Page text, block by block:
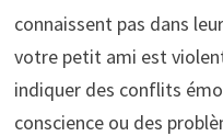
connaissent pas dans
votre petit ami est
indiquer des conflits
conscience ou des